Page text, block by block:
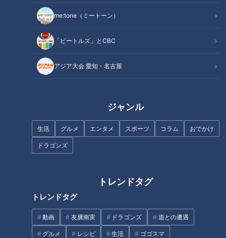
me:tone（ミートーン）
「ビートルズ」とCBC
アジア大会 愛知・名古屋
ジャンル
生活 グルメ エンタメ スポーツ コラム おでかけ
ドラゴンズ
トレンドタグ
トレンドタグ
動画 友廣南実 ドラゴンズ 道との遭遇
グルメ レシピ 生活 ゴゴスマ
名古屋市南区にある、1969年創業の老舗寿司店『南天寿
し』。 人気の『握り寿司セット』(1,800円)をはじめ、日比野•
柳橋市場などで仕入れる新鮮な海鮮メニューがお値打ちにいた